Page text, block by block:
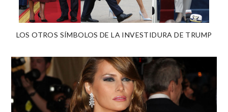
LOS OTROS SÍMBOLOS DE LA INVESTIDURA DE TRUMP